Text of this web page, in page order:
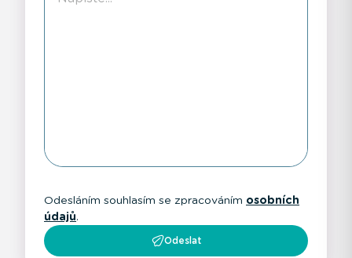
Odesláním souhlasím se zpracováním osobních
údajů.
Odeslat